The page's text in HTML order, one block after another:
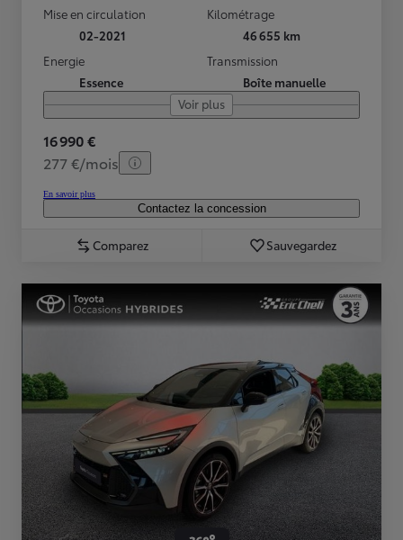
Mise en circulation
02-2021
Kilométrage
46 655 km
Energie
Essence
Transmission
Boîte manuelle
Voir plus
16 990 €
277 €/mois
En savoir plus
Contactez la concession
Comparez Sauvegardez